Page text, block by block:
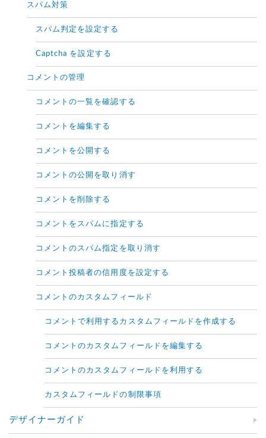
スパム対策
スパム判定を設定する
Captcha を設定する
コメントの管理
コメントの一覧を確認する
コメントを編集する
コメントを公開する
コメントの公開を取り消す
コメントを削除する
コメントをスパムに指定する
コメントのスパム指定を取り消す
コメント投稿者の信用度を設定する
コメントのカスタムフィールド
コメントで利用するカスタムフィールドを作成する
コメントのカスタムフィールドを編集する
コメントのカスタムフィールドを利用する
カスタムフィールドの制限事項
デザイナーガイド